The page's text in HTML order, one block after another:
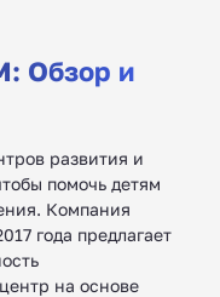
Обзор и
развития и
помочь детям
Компания
года предлагает
на основе